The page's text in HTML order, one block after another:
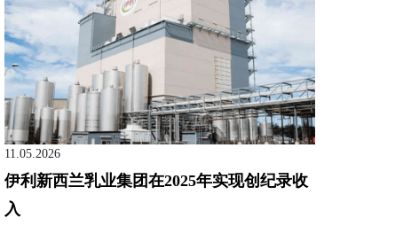
11.05.2026
伊利新西兰乳业集团在2025年实现创纪录收
入